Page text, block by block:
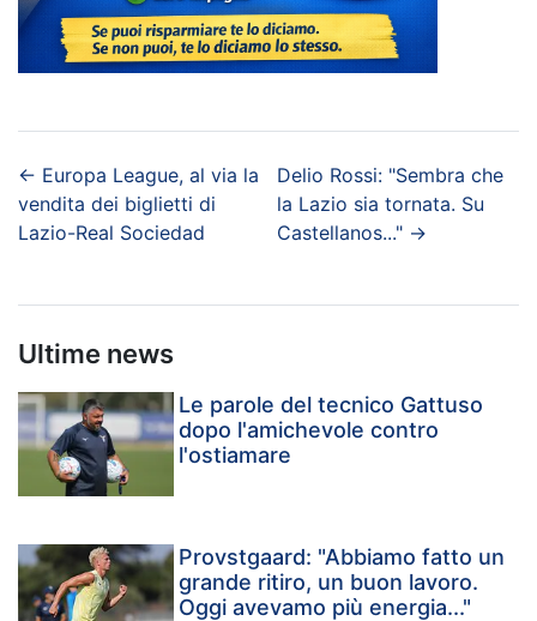
← Europa League, al via la
vendita dei biglietti di
Lazio-Real Sociedad
Delio Rossi: "Sembra che
la Lazio sia tornata. Su
Castellanos..." →
Ultime news
Le parole del tecnico Gattuso
dopo l'amichevole contro
l'ostiamare
Provstgaard: "Abbiamo fatto un
grande ritiro, un buon lavoro.
Oggi avevamo più energia..."